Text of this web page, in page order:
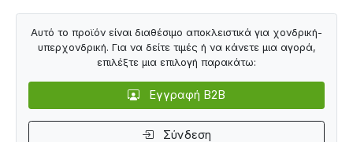
Αυτό το προϊόν είναι διαθέσιμο αποκλειστικά για χονδρική-
υπερχονδρική. Για να δείτε τιμές ή να κάνετε μια αγορά,
επιλέξτε μια επιλογή παρακάτω:
Εγγραφή B2B
Σύνδεση